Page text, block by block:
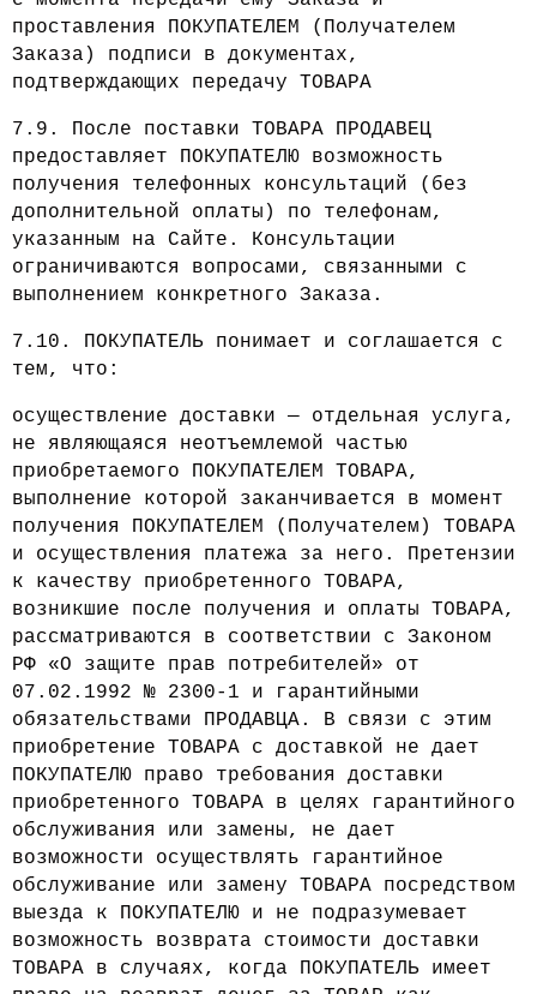
проставления ПОКУПАТЕЛЕМ (Получателем
Заказа) подписи в документах,
подтверждающих передачу ТОВАРА
7.9. После поставки ТОВАРА ПРОДАВЕЦ
предоставляет ПОКУПАТЕЛЮ возможность
получения телефонных консультаций (без
дополнительной оплаты) по телефонам,
указанным на Сайте. Консультации
ограничиваются вопросами, связанными с
выполнением конкретного Заказа.
7.10. ПОКУПАТЕЛЬ понимает и соглашается с
тем, что:
осуществление доставки — отдельная услуга,
не являющаяся неотъемлемой частью
приобретаемого ПОКУПАТЕЛЕМ ТОВАРА,
выполнение которой заканчивается в момент
получения ПОКУПАТЕЛЕМ (Получателем) ТОВАРА
и осуществления платежа за него. Претензии
к качеству приобретенного ТОВАРА,
возникшие после получения и оплаты ТОВАРА,
рассматриваются в соответствии с Законом
РФ «О защите прав потребителей» от
07.02.1992 № 2300-1 и гарантийными
обязательствами ПРОДАВЦА. В связи с этим
приобретение ТОВАРА с доставкой не дает
ПОКУПАТЕЛЮ право требования доставки
приобретенного ТОВАРА в целях гарантийного
обслуживания или замены, не дает
возможности осуществлять гарантийное
обслуживание или замену ТОВАРА посредством
выезда к ПОКУПАТЕЛЮ и не подразумевает
возможность возврата стоимости доставки
ТОВАРА в случаях, когда ПОКУПАТЕЛЬ имеет